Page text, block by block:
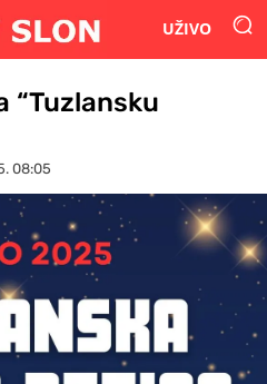
UŽIVO
“Tuzlansku
08:05